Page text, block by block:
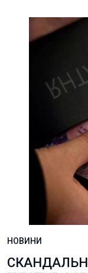
НОВИНИ